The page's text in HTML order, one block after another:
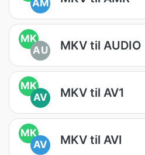
AM
MK
AU
MKV til AUDIO
MK
AV
MKV til AV1
MK
AV
MKV til AVI